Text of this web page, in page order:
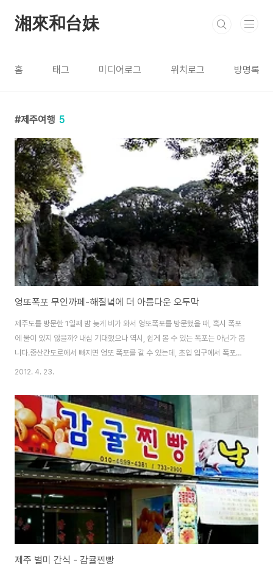
湘來和台妹
홈 태그 미디어로그 위치로그 방명록
제주여행 5
엉또폭포 무인까페-해질녘에 더 아름다운 오두막
제주도를 방문한 1일째 밤 늦게 비가 와서 엉또폭포를 방문했을 때, 혹시 폭포
에 물이 있지 않을까? 내심 기대했으나 역시, 쉽게 볼 수 있는 폭포는 아닌가 봅
니다.중산간도로에서 빠지면 엉또 폭포를 갈 수 있는데, 초입 입구에서 폭포까
지는 차로 한참을 들어가야하더군요. 보일듯 말듯 숲 속에 숨어지내다 한바탕
이릅니다. 주변의 기암절벽과 조화를 이뤄 독특한 매력을 발산하는군요. 아쉽
지만 폭포에 물은 볼 수 없었습니다그러던중 무인까페가 있다는 안내표지판이
눈 앞에 보입니다. 우선 폭포위에 정자 쉼터가 하나 있네요.이곳은 석가정이라
고 표기되어 있습니다.해질녘에 더 아름다운 정자라는데, 정자에서 저 멀리 바
다까지 보이고 풍경하나는 정말 기..
2012. 4. 23.
제주 별미 간식 - 감귤찐빵